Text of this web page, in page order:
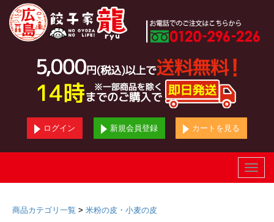
ログイン 新規会員登録 カートを見る
Toggle
商品カテゴリ一覧 > 米粉の皮・小麦の皮